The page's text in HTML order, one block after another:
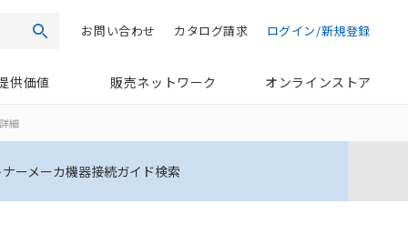
検索 ログイン/新規登録
カタログ請求
お問い合わせ
供価値 販売ネットワーク オンラインストア
細
ーメーカ機器接続ガイド検索